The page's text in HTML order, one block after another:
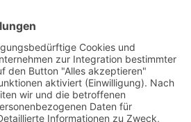
Universal­
bereit oder verpflichtet, an
vor einer
teilzunehmen.